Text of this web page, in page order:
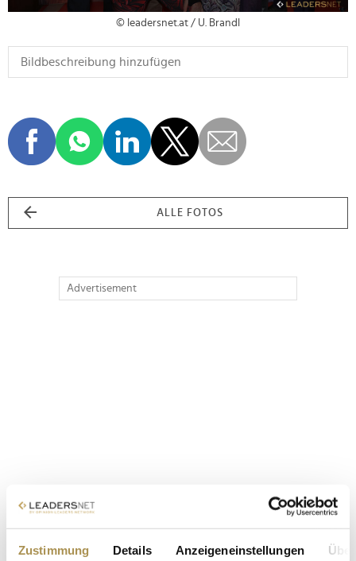
Zustimmung Details Anzeigeneinstellungen
© leadersnet.at / U. Brandl
ALLE FOTOS
Advertisement